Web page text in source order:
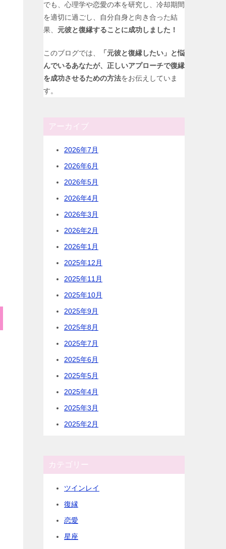
でも、心理学や恋愛の本を研究し、冷却期間
を適切に過ごし、自分自身と向き合った結
果、 元彼と復縁することに成功しました！
このブログでは、
「元彼と復縁したい」と悩
んでいるあなたが、正しいアプローチで復縁
を成功させるための方法をお伝えしていま
す。
アーカイブ
2026年7月
2026年6月
2026年5月
2026年4月
2026年3月
2026年2月
2026年1月
2025年12月
2025年11月
2025年10月
2025年9月
2025年8月
2025年7月
2025年6月
2025年5月
2025年4月
2025年3月
2025年2月
カテゴリー
ツインレイ
復縁
恋愛
星座